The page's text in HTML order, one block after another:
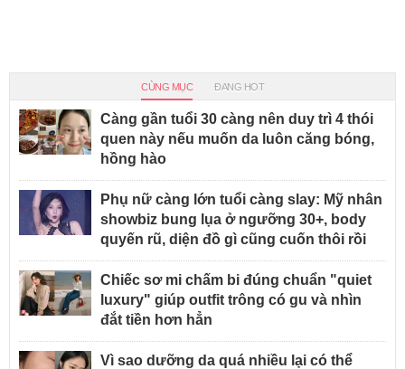
CÙNG MỤC ĐANG HOT
Càng gần tuổi 30 càng nên duy trì 4 thói
quen này nếu muốn da luôn căng bóng,
hồng hào
Phụ nữ càng lớn tuổi càng slay: Mỹ nhân
showbiz bung lụa ở ngưỡng 30+, body
quyến rũ, diện đồ gì cũng cuốn thôi rồi
Chiếc sơ mi chấm bi đúng chuẩn "quiet
luxury" giúp outfit trông có gu và nhìn
đắt tiền hơn hẳn
Vì sao dưỡng da quá nhiều lại có thể